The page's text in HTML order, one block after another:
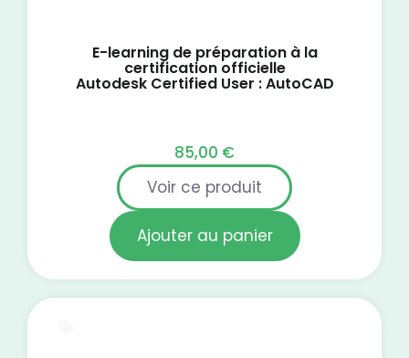
E-learning de préparation à la
certification officielle
Autodesk Certified User : AutoCAD
85,00 €
Voir ce produit
Ajouter au panier